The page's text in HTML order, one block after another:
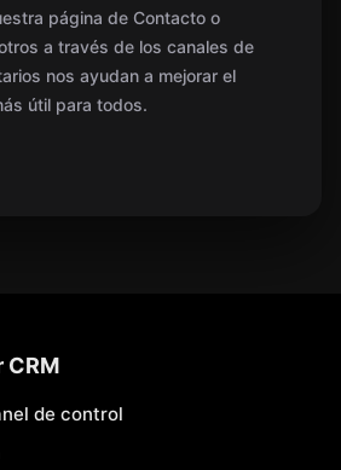
página de Contacto o
a través de los canales de
nos ayudan a mejorar el
útil para todos.
CRM
de control